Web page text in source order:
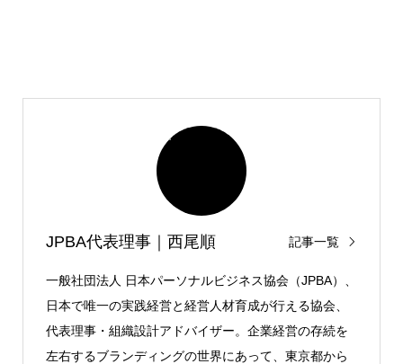
JPBA代表理事｜西尾順 記事一覧
一般社団法人 日本パーソナルビジネス協会（JPBA）、
日本で唯一の実践経営と経営人材育成が行える協会、
代表理事・組織設計アドバイザー。企業経営の存続を
左右するブランディングの世界にあって、東京都から